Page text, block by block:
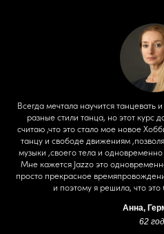
Всегда мечталa научится
разные стили танца, но этот курс
считаю ,что это стало мое новое
танцу и свободе движениям
музыки ,своего тела и одновременно
Мне кажется Jazzo это
просто прекрасное
и поэтому я решила, что
Анна,
62